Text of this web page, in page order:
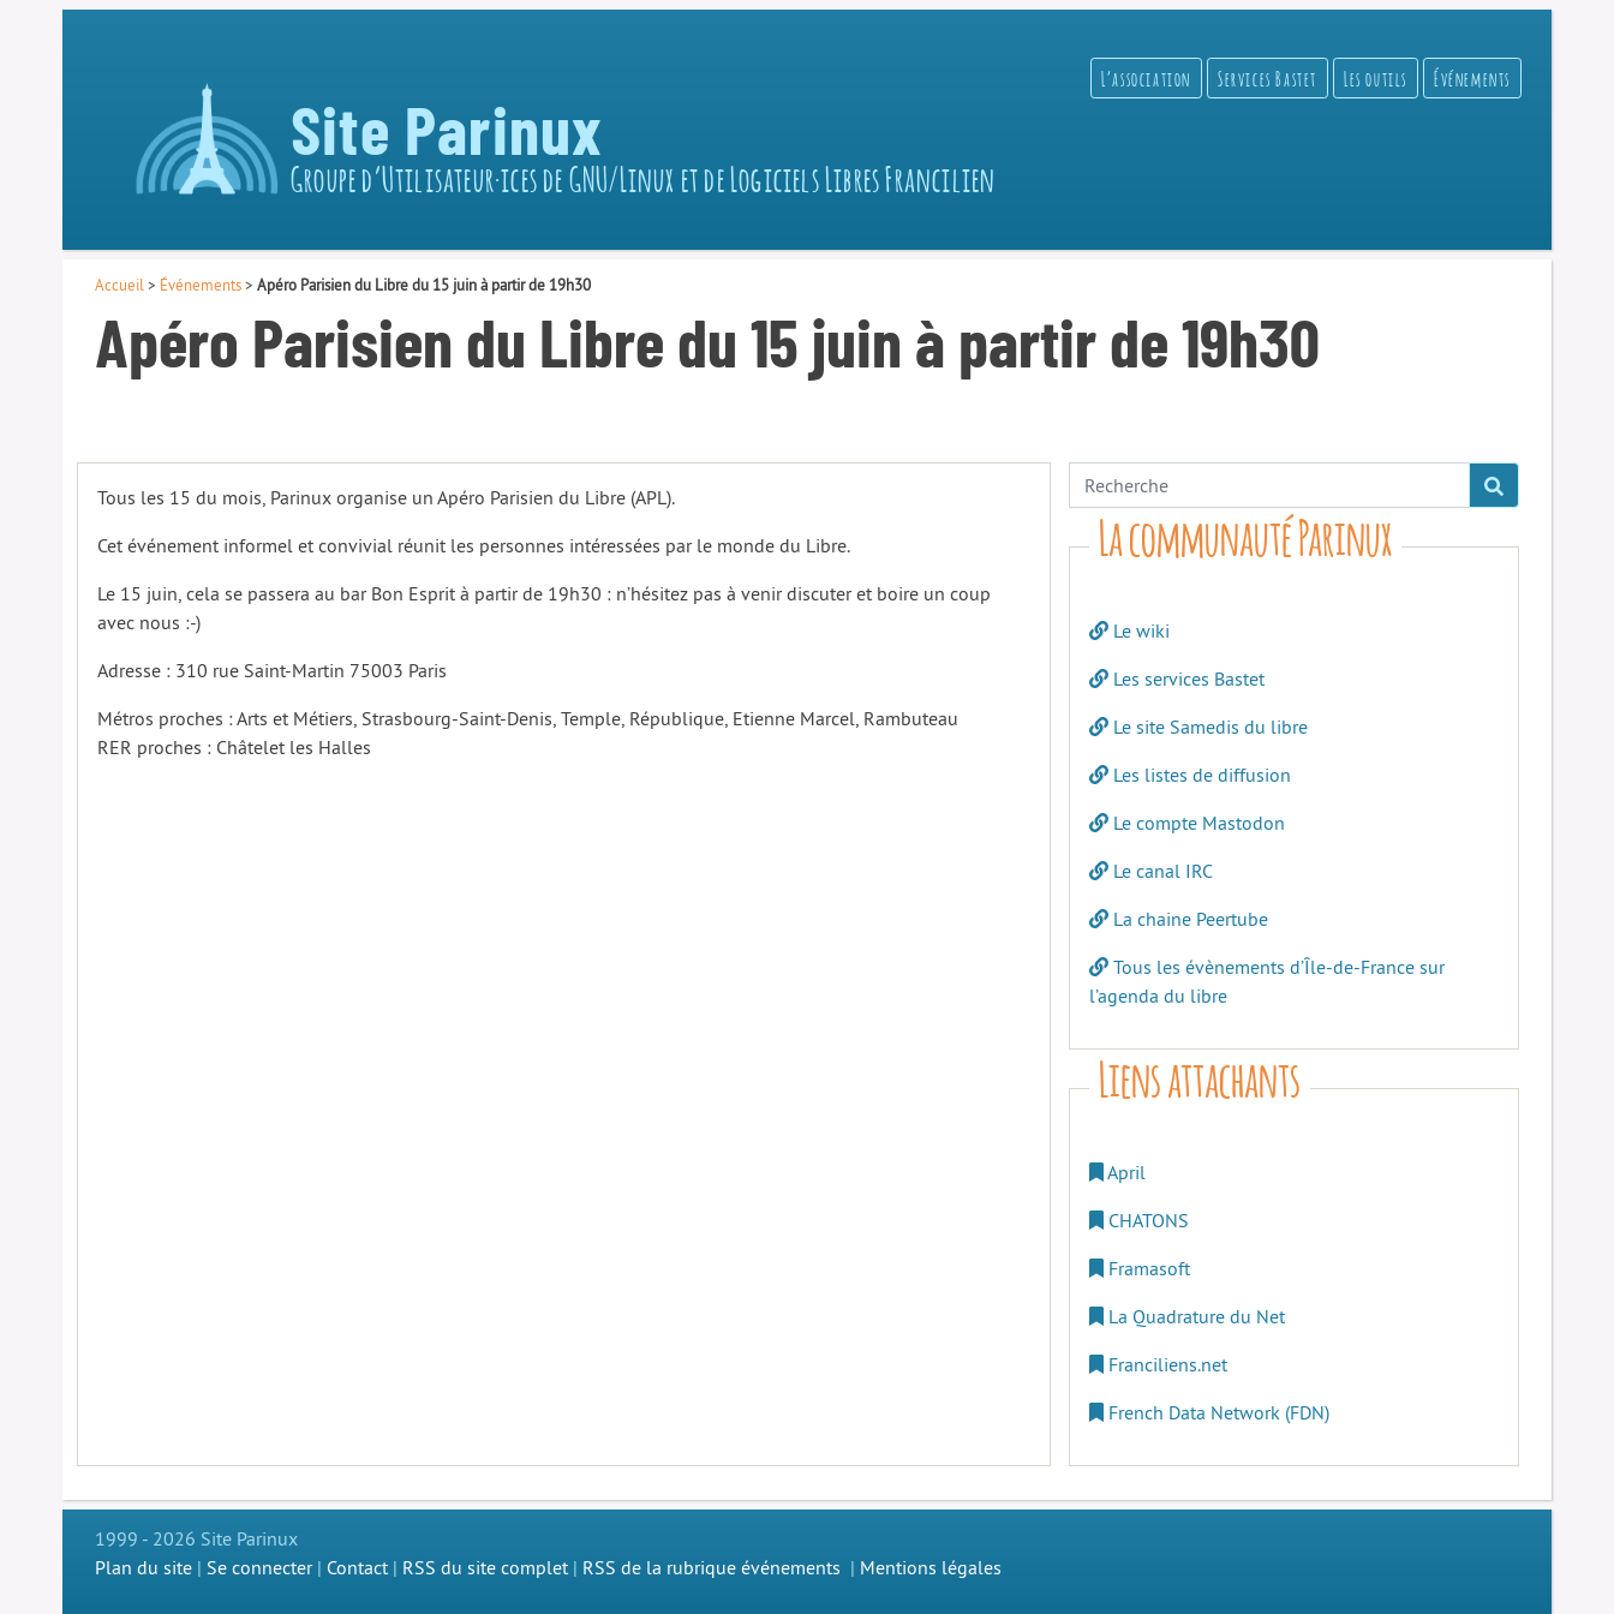
Site Parinux
Groupe d’Utilisateur·ices de GNU/Linux et de Logiciels Libres Francilien
L’association Services Bastet Les outils Événements
Accueil > Événements> Apéro Parisien du Libre du 15 juin à partir de 19h30
Apéro Parisien du Libre du 15 juin à partir de 19h30
Tous les 15 du mois, Parinux organise un Apéro Parisien du Libre (APL).
Cet événement informel et convivial réunit les personnes intéressées par le monde du Libre.
Le 15 juin, cela se passera au bar Bon Esprit à partir de 19h30 : n’hésitez pas à venir discuter et boire un coup
avec nous :-)
Adresse : 310 rue Saint-Martin 75003 Paris
Métros proches : Arts et Métiers, Strasbourg-Saint-Denis, Temple, République, Etienne Marcel, Rambuteau
RER proches : Châtelet les Halles
La communauté Parinux
Le wiki
Les services Bastet
Le site Samedis du libre
Les listes de diffusion
Le compte Mastodon
Le canal IRC
La chaine Peertube
Tous les évènements d’Île-de-France sur
l’agenda du libre
Liens attachants
April
CHATONS
Framasoft
La Quadrature du Net
Franciliens.net
French Data Network (FDN)
1999 - 2026 Site Parinux
Plan du site | Se connecter| Contact | RSS du site complet | RSS de la rubrique événements | Mentions légales